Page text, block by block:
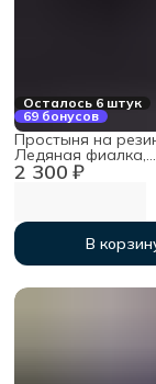
Осталось 6 штук
69 бонусов
2 300 ₽
Простыня на
Ледяная фиалка,
140х200х30см,
В